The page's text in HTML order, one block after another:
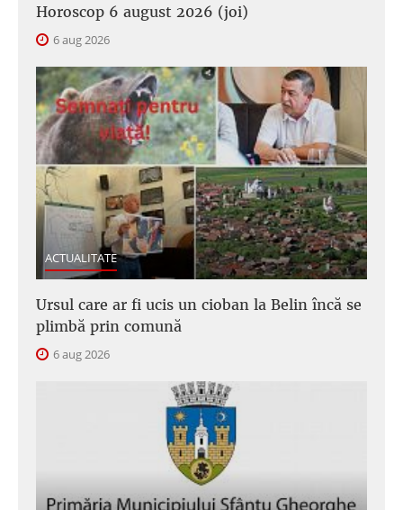
Horoscop 6 august 2026 (joi)
6 aug 2026
ACTUALITATE
Ursul care ar fi ucis un cioban la Belin încă se
plimbă prin comună
6 aug 2026